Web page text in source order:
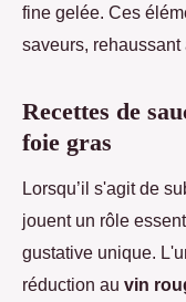
fine gelée. Ces
saveurs, rehaussant
Recettes de
foie gras
Lorsqu’il s'agit de
jouent un rôle
gustative unique.
réduction au vin